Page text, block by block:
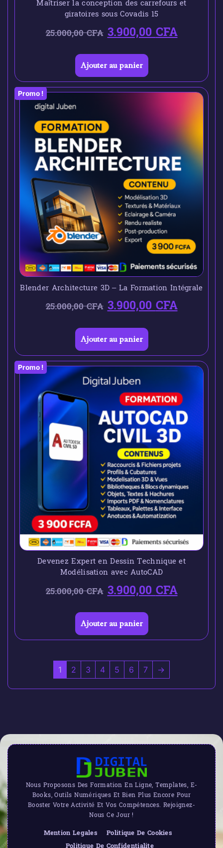
Maîtriser la conception des carrefours et
giratoires sous Covadis 15
25.000,00CFA 3.900,00CFA
Ajouter au panier
Promo !
Blender Architecture 3D – La Formation Intégrale
25.000,00CFA 3.900,00CFA
Ajouter au panier
Promo !
Devenez Expert en Dessin Technique et
Modélisation avec AutoCAD
25.000,00CFA 3.900,00CFA
Ajouter au panier
1 2 3 4 5 6 7 →
Nous Proposons Des Formation En Ligne, Templates, E-
Books, Outils Numériques Et Bien Plus Encore Pour
Booster Votre Activité Et Vos Compétences. Rejoignez-
Nous Ce Jour !
Mention Legales
Politique De Cookies